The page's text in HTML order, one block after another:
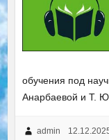
обучения под
Анарбаевой и Т.
admin